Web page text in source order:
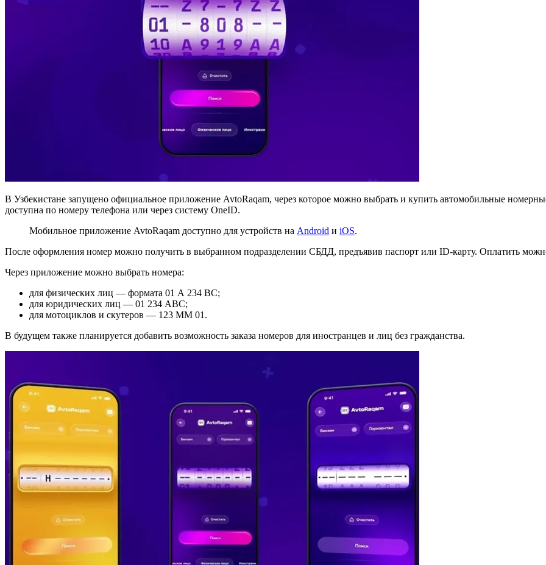
В Узбекистане запущено официальное приложение AvtoRaqam, через которое можно выбрать и купить автомобильные
доступна по номеру телефона или через систему OneID.
Мобильное приложение AvtoRaqam доступно для устройств на Android и iOS.
После оформления номер можно получить в выбранном подразделении СБДД, предъявив паспорт или ID-карту. Оплатить
Через приложение можно выбрать номера:
для физических лиц — формата 01 A 234 BC;
для юридических лиц — 01 234 ABC;
для мотоциклов и скутеров — 123 MM 01.
В будущем также планируется добавить возможность заказа номеров для иностранцев и лиц без гражданства.